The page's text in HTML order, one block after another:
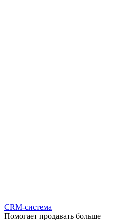
CRM-система
Помогает продавать больше